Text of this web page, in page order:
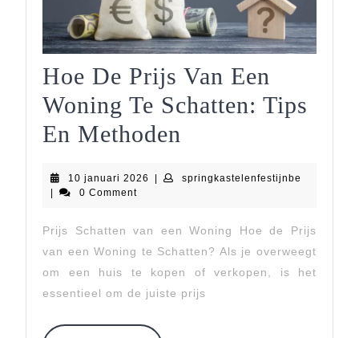
Hoe De Prijs Van Een
Woning Te Schatten: Tips
En Methoden
Prijs
Van
Een
Woning
Te
10 januari 2026 10| springkastelenfestijnbe
|
0 Comment
Prijs Schatten van een Woning Hoe de Prijs
van een Woning te Schatten? Als je overweegt
om een huis te kopen of verkopen, is het
essentieel om de juiste prijs